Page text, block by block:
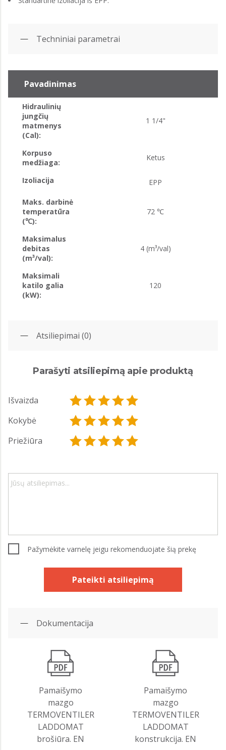
Techniniai parametrai
Pavadinimas
Hidraulinių
jungčių
matmenys
(Cal):
1 1/4"
Korpuso
medžiaga:
Ketus
Izoliacija EPP
Maks. darbinė
temperatūra
(℃):
72 ℃
Maksimalus
debitas
(m³/val):
4 (m³/val)
Maksimali
katilo galia
(kW):
120
Atsiliepimai (0)
Parašyti atsiliepimą apie produktą
Išvaizda
Kokybė
Priežiūra
Pažymėkite varnelę jeigu rekomenduojate šią prekę
Pateikti atsiliepimą
Dokumentacija
Pamaišymo
mazgo
TERMOVENTILER
LADDOMAT
brošiūra. EN
Pamaišymo
mazgo
TERMOVENTILER
LADDOMAT
konstrukcija. EN